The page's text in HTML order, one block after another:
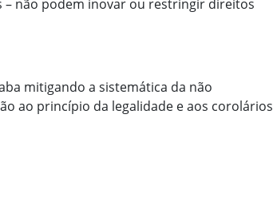
– não podem inovar ou restringir direitos
mitigando a sistemática da não
ao princípio da legalidade e aos corolários